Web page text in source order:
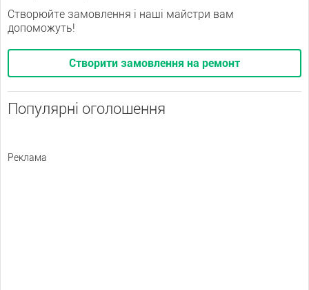
Створюйте замовлення і наші майстри вам
допоможуть!
Створити замовлення на ремонт
Популярні оголошення
Реклама